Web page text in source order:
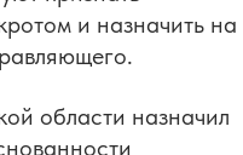
и назначить на
области назначил